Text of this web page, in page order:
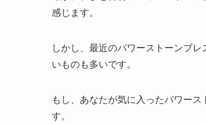
感じます。
しかし、最近のパワーストーンブ
いものも多いです。
もし、あなたが気に入ったパワー
す。